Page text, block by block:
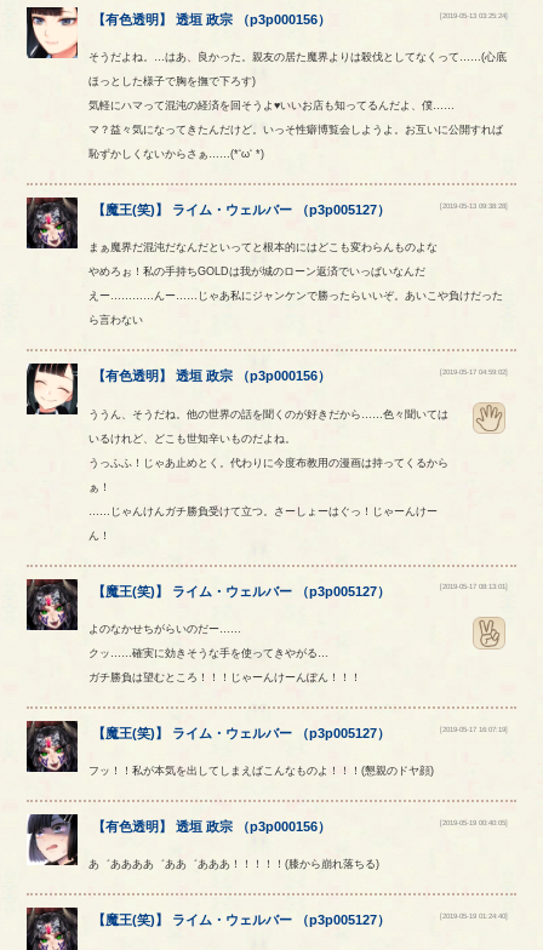
【有色透明】透垣 政宗 （p3p000156） [2019-05-13 03:25:24]
そうだよね。…はあ、良かった。親友の居た魔界よりは殺伐としてなくって……(心底
ほっとした様子で胸を撫で下ろす)
気軽にハマって混沌の経済を回そうよ♥いいお店も知ってるんだよ、僕……
マ？益々気になってきたんだけど。いっそ性癖博覧会しようよ。お互いに公開すれば
恥ずかしくないからさぁ……(*‘ω‘ *)
【魔王(笑) 】 ライム ・ ウェルバー （p3p005127） [2019-05-13 09:38:28]
まぁ魔界だ混沌だなんだといってと根本的にはどこも変わらんものよな
やめろぉ！私の手持ちGOLDは我が城のローン返済でいっぱいなんだ
えー…………んー……じゃあ私にジャンケンで勝ったらいいぞ。あいこや負けだった
ら言わない
【有色透明 】透垣 政宗 （p3p000156） [2019-05-17 04:59:02]
ううん、そうだね。他の世界の話を聞くのが好きだから……色々聞いては
いるけれど、どこも世知辛いものだよね。
うっふふ！じゃあ止めとく。代わりに今度布教用の漫画は持ってくるから
ぁ！
……じゃんけんガチ勝負受けて立つ。さーしょーはぐっ！じゃーんけー
ん！
【魔王(笑)】 ライム ・ ウェルバー （p3p005127） [2019-05-17 08:13:01]
よのなかせちがらいのだー……
クッ……確実に効きそうな手を使ってきやがる…
ガチ勝負は望むところ！！！じゃーんけーんぽん！！！
【魔王(笑)】 ライム ・ ウェルバー （p3p005127） [2019-05-17 16:07:19]
フッ！！私が本気を出してしまえばこんなものよ！！！(懇親のドヤ顔)
【有色透明】透垣 政宗 （p3p000156） [2019-05-19 00:40:05]
あ゛ああああ゛ああ゛あああ！！！！！(膝から崩れ落ちる)
【魔王(笑)】 ライム ・ ウェルバー （p3p005127） [2019-05-19 01:24:40]